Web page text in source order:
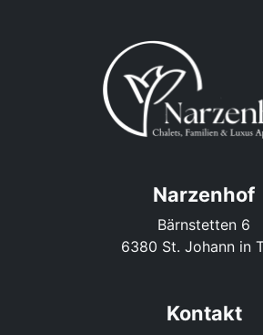
Narzenhof
Bärnstetten 6
6380 St. Johann in
Kontakt